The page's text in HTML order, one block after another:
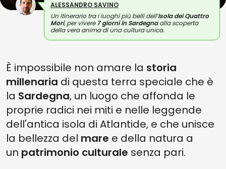
ALESSANDRO SAVINO
Un itinerario tra i luoghi più belli dell’Isola dei Quattro
Mori, per vivere7 giorni in Sardegnaalla scoperta
della vera anima di una cultura unica.
È impossibile non amare la storia
millenaria di questa terra speciale che è
la Sardegna, un luogo che affonda le
proprie radici nei miti e nelle leggende
dell'antica isola di Atlantide, e che unisce
la bellezza del mare e della natura a
un patrimonio culturale senza pari.